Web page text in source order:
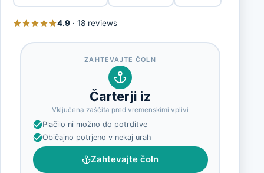
4.9· 18 reviews
ZAHTEVAJTE ČOLN
Čarterji iz
Vključena zaščita pred vremenskimi vplivi
Plačilo ni možno do potrditve
Običajno potrjeno v nekaj urah
Zahtevajte čoln